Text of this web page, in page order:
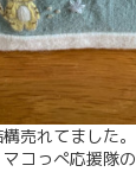
売れてました。
コっぺ応援隊